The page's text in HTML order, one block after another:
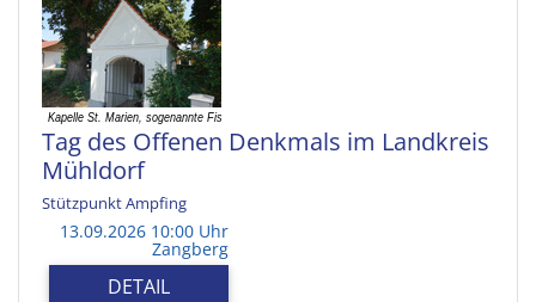
Tag des Offenen Denkmals im Landkreis
Mühldorf
Stützpunkt Ampfing
13.09.2026 10:00 Uhr
Zangberg
DETAIL